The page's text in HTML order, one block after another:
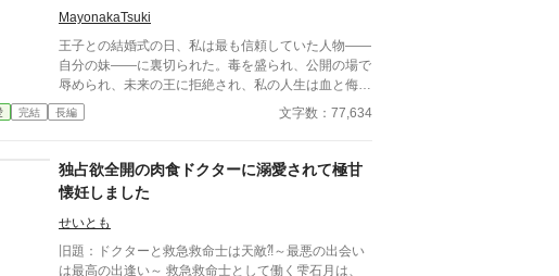
時を戻し、運命を変えに来た。
MayonakaTsuki
王子との結婚式の日、私は最も信頼していた人物――
自分の妹――に裏切られた。毒を盛られ、公開の場で
辱められ、未来の王に拒絶され、私の人生は血と侮辱
の中でそこで終わったかのように思えた。しかし、死
が私を迎えたとき、不可能なことが起きた――私は同
そして一撃の記憶をそのまま覚えていた。今、二度目
のチャンスを得た私は、ただ一つの使命を持つ――真
実を突き止め、奪われたものを取り戻し、私を破滅さ
せた者たちにその代償を払わせる。もはや、何も以前
のままではない。何も許されない。
完結 長編 文字数：77,634
独占欲全開の肉食ドクターに溺愛されて極甘
懐妊しました
せいとも
旧題：ドクターと救急救命士は天敵⁈～最悪の出会い
は最高の出逢い～ 救急救命士として働く雫石月は、